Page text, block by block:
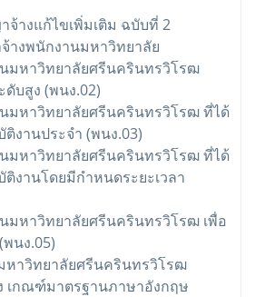
างแก้ไขเพิ่มเติม ฉบับที่ 2
างพนักงานมหาวิทยาลัย
มหาวิทยาลัยศรีนครินทรวิโรฒ
ดับสูง (พนง.02)
มหาวิทยาลัยศรีนครินทรวิโรฒ ที่ได้
ติงานประจำ (พนง.03)
มหาวิทยาลัยศรีนครินทรวิโรฒ ที่ได้
ติงานโดยมีกำหนดระยะเวลา
หาวิทยาลัยศรีนครินทรวิโรฒ เพื่อ
นง.05)
หาวิทยาลัยศรีนครินทรวิโรฒ
เกณฑ์มาตรฐานภาษาอังกฤษ